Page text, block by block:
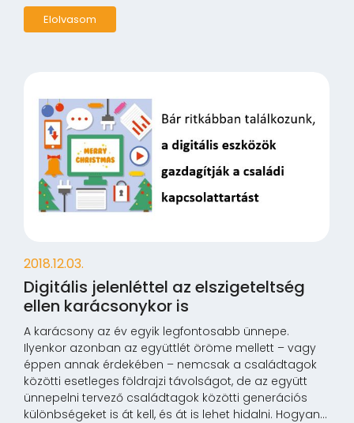
Elolvasom
2018.12.03.
Digitális jelenléttel az elszigeteltség
ellen karácsonykor is
A karácsony az év egyik legfontosabb ünnepe.
Ilyenkor azonban az együttlét öröme mellett – vagy
éppen annak érdekében – nemcsak a családtagok
közötti esetleges földrajzi távolságot, de az együtt
ünnepelni tervező családtagok közötti generációs
különbségeket is át kell, és át is lehet hidalni. Hogyan...